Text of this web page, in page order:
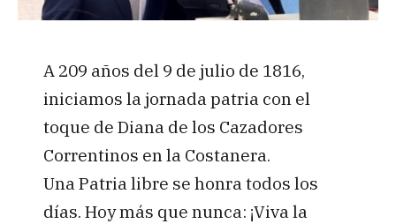
A 209 años del 9 de julio de 1816,
iniciamos la jornada patria con el
toque de Diana de los Cazadores
Correntinos en la Costanera.
Una Patria libre se honra todos los
días. Hoy más que nunca: ¡Viva la